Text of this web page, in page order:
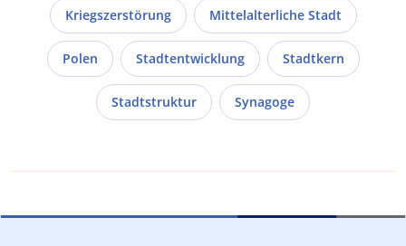
Kriegszerstörung Mittelalterliche Stadt
Polen Stadtentwicklung Stadtkern
Stadtstruktur Synagoge